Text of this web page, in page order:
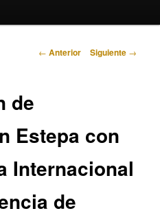
Navegación
← Anterior Siguiente →
de
Estepa con
Internacional
de